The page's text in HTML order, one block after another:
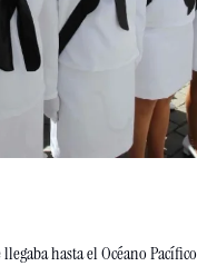
hasta el Océano